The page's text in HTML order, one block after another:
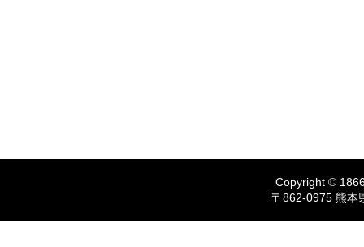
Copyright ©
〒862-0975 熊本